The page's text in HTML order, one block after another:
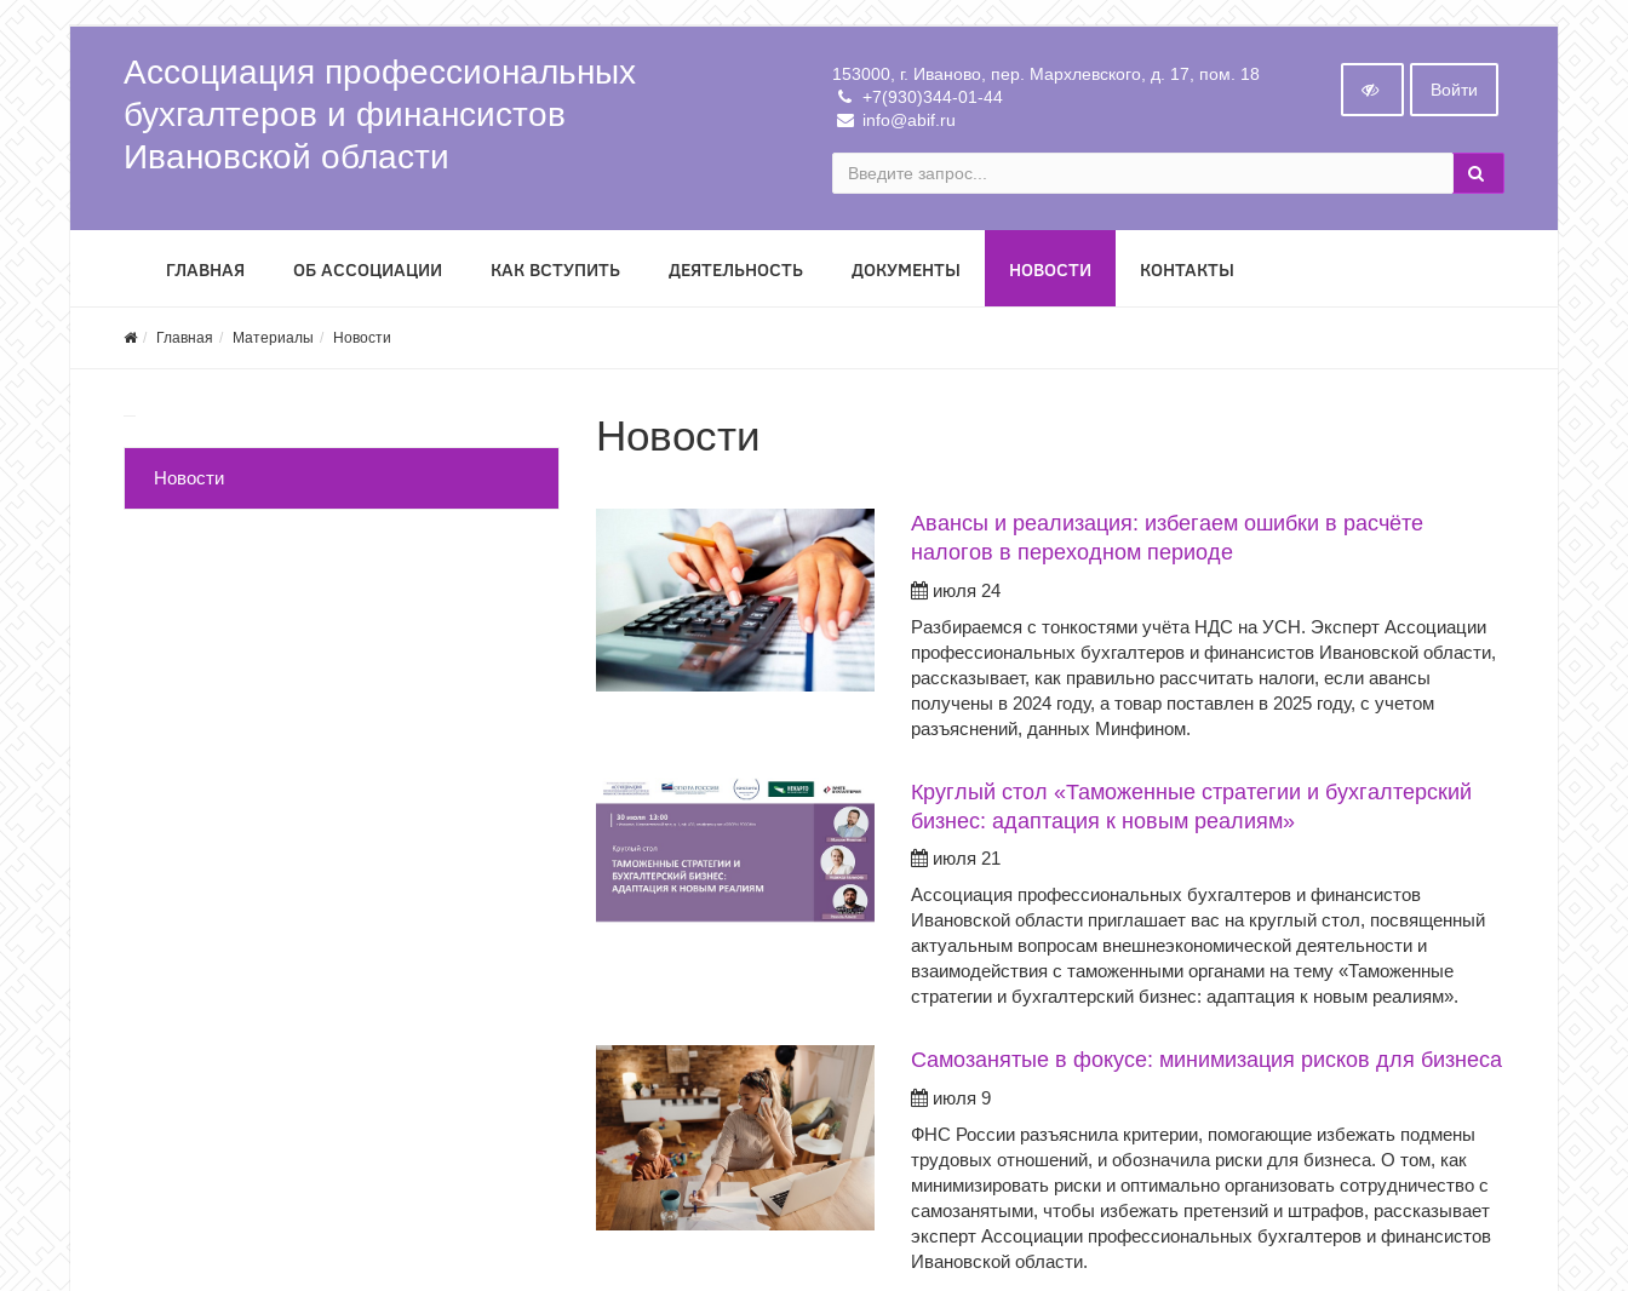
Ассоциация профессиональных
бухгалтеров и финансистов
Ивановской области
153000, г. Иваново, пер. Мархлевского, д. 17, пом. 18
+7(930)344-01-44
info@abif.ru
Войти
ГЛАВНАЯ ОБ АССОЦИАЦИИ КАК ВСТУПИТЬ ДЕЯТЕЛЬНОСТЬ ДОКУМЕНТЫ НОВОСТИ КОНТАКТЫ
Главная Материалы Новости
Новости
Новости
Авансы и реализация: избегаем ошибки в расчёте
налогов в переходном периоде
июля 24
Разбираемся с тонкостями учёта НДС на УСН. Эксперт Ассоциации
профессиональных бухгалтеров и финансистов Ивановской области,
рассказывает, как правильно рассчитать налоги, если авансы
получены в 2024 году, а товар поставлен в 2025 году, с учетом
разъяснений, данных Минфином.
Круглый стол «Таможенные стратегии и бухгалтерский
бизнес: адаптация к новым реалиям»
июля 21
Ассоциация профессиональных бухгалтеров и финансистов
Ивановской области приглашает вас на круглый стол, посвященный
актуальным вопросам внешнеэкономической деятельности и
взаимодействия с таможенными органами на тему «Таможенные
стратегии и бухгалтерский бизнес: адаптация к новым реалиям».
Самозанятые в фокусе: минимизация рисков для бизнеса
июля 9
ФНС России разъяснила критерии, помогающие избежать подмены
трудовых отношений, и обозначила риски для бизнеса. О том, как
минимизировать риски и оптимально организовать сотрудничество с
самозанятыми, чтобы избежать претензий и штрафов, рассказывает
эксперт Ассоциации профессиональных бухгалтеров и финансистов
Ивановской области.